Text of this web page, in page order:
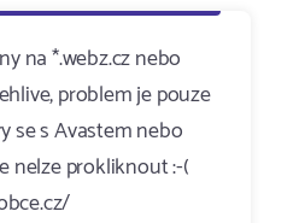
na *.webz.cz nebo
problem je pouze
se s Avastem nebo
nelze prokliknout :-(